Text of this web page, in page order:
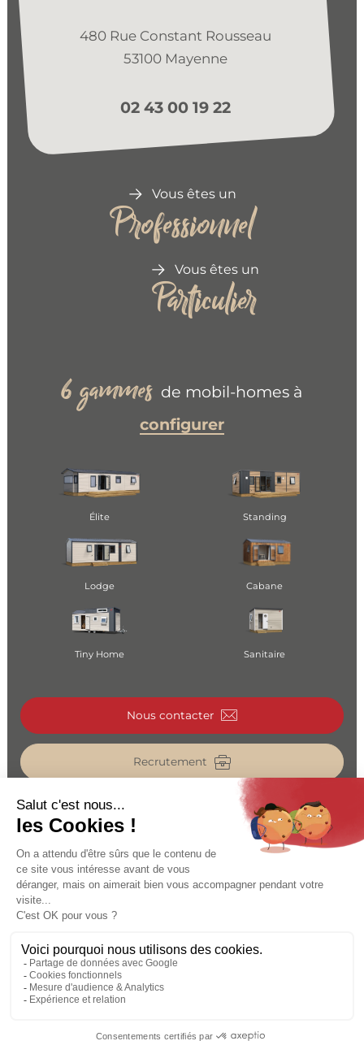
480 Rue Constant Rousseau
53100 Mayenne
02 43 00 19 22
Vous êtes un
Professionnel
Vous êtes un
Particulier
6 gammes de mobil-homes à
configurer
Élite Standing
Lodge Cabane
Tiny Home Sanitaire
Nous contacter
Recrutement
Espace pro
PROTECTION DES DONNÉES